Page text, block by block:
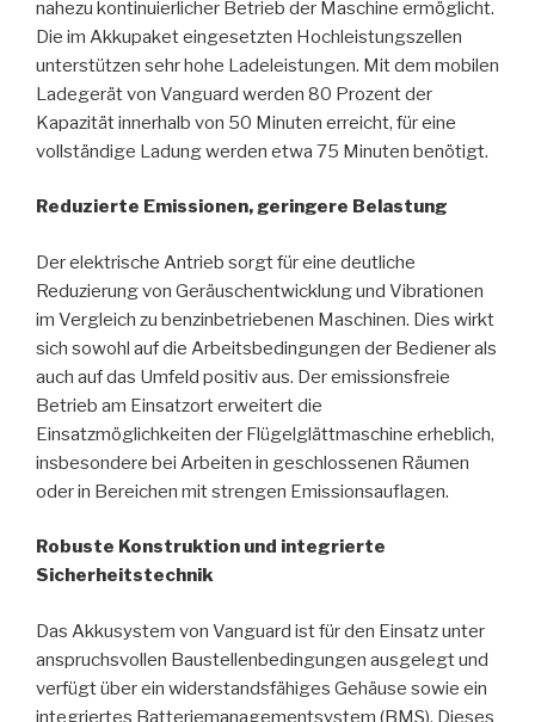
nahezu kontinuierlicher Betrieb der Maschine ermöglicht.
Die im Akkupaket eingesetzten Hochleistungszellen
unterstützen sehr hohe Ladeleistungen. Mit dem mobilen
Ladegerät von Vanguard werden 80 Prozent der
Kapazität innerhalb von 50 Minuten erreicht, für eine
vollständige Ladung werden etwa 75 Minuten benötigt.
Reduzierte Emissionen, geringere Belastung
Der elektrische Antrieb sorgt für eine deutliche
Reduzierung von Geräuschentwicklung und Vibrationen
im Vergleich zu benzinbetriebenen Maschinen. Dies wirkt
sich sowohl auf die Arbeitsbedingungen der Bediener als
auch auf das Umfeld positiv aus. Der emissionsfreie
Betrieb am Einsatzort erweitert die
Einsatzmöglichkeiten der Flügelglättmaschine erheblich,
insbesondere bei Arbeiten in geschlossenen Räumen
oder in Bereichen mit strengen Emissionsauflagen.
Robuste Konstruktion und integrierte
Sicherheitstechnik
Das Akkusystem von Vanguard ist für den Einsatz unter
anspruchsvollen Baustellenbedingungen ausgelegt und
verfügt über ein widerstandsfähiges Gehäuse sowie ein
integriertes Batteriemanagementsystem (BMS). Dieses